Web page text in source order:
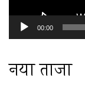
00:00
नया ताजा